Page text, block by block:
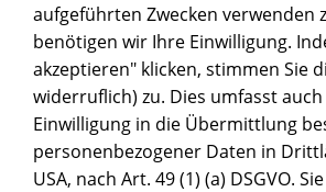
aufgeführten Zwecken verwenden
benötigen wir Ihre Einwilligung.
akzeptieren" klicken, stimmen Sie
widerruflich) zu. Dies umfasst
Einwilligung in die Übermittlung
personenbezogener Daten in
USA, nach Art. 49 (1) (a) DSGVO.